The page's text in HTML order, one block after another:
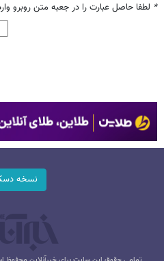
* لطفا حاصل عبارت را در جعبه متن روبرو
نسخه